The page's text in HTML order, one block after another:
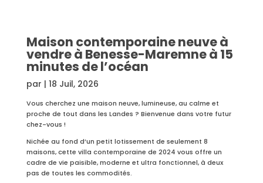
Maison contemporaine neuve à
vendre à Benesse-Maremne à 15
minutes de l’océan
par | 18 Juil, 2026
Vous cherchez une maison neuve, lumineuse, au calme et
proche de tout dans les Landes ? Bienvenue dans votre futur
chez-vous !
Nichée au fond d’un petit lotissement de seulement 8
maisons, cette villa contemporaine de 2024 vous offre un
cadre de vie paisible, moderne et ultra fonctionnel, à deux
pas de toutes les commodités.